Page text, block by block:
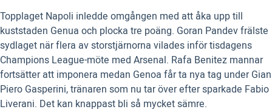
Topplaget Napoli inledde omgången med att åka upp till
kuststaden Genua och plocka tre poäng. Goran Pandev frälste
sydlaget när flera av storstjärnorna vilades inför tisdagens
Champions League-möte med Arsenal. Rafa Benitez mannar
fortsätter att imponera medan Genoa får ta nya tag under Gian
Piero Gasperini, tränaren som nu tar över efter sparkade Fabio
Liverani. Det kan knappast bli så mycket sämre.